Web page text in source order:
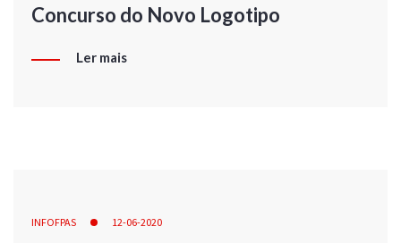
Concurso do Novo Logotipo
Ler mais
INFOFPAS 12-06-2020